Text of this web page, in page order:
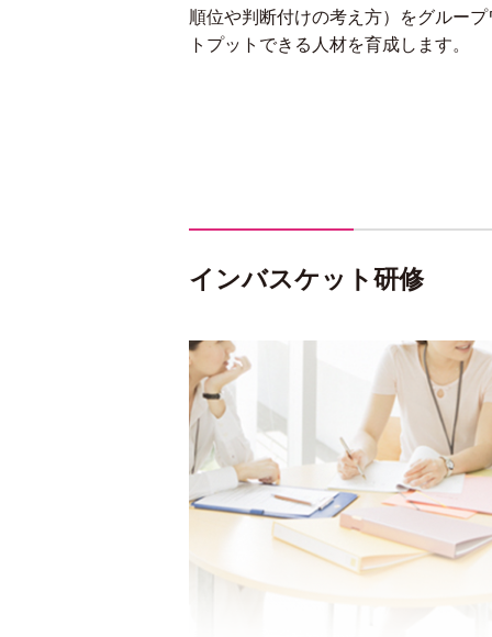
順位や判断付けの考え方）をグルー
トプットできる人材を育成します。
インバスケット研修